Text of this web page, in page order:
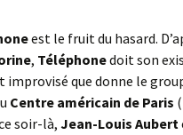
est le fruit du hasard.
, Téléphonedoit son
que donne le
Centre américain de Paris
soir-là, Jean-Louis Aubert